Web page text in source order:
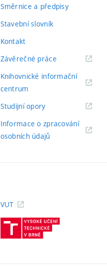
Směrnice a předpisy
Stavební slovník
Kontakt
Závěrečné práce(externí
Knihovnické informační
centrum
Studijní opory(externí
Informace o zpracování
osobních údajů(externí
VUT
(externí